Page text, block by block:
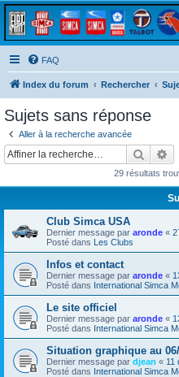
FAQ
Index du forum Rechercher
Sujets sans réponse
Aller à la recherche avancée
29 résultats
Club Simca USA
Dernier message par aronde «
Posté dans Les Clubs
Infos et contact
Dernier message par aronde «
Posté dans International Simca
Le site officiel
Dernier message par aronde «
Posté dans International Simca
Situation graphique au
Dernier message par djean « 11
Posté dans International Simca